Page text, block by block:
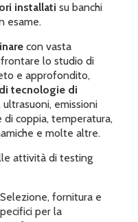
installati su banchi
esame.
con vasta
lo studio di
e approfondito,
tecnologie di
ultrasuoni, emissioni
di coppia, temperatura,
e molte altre.
attività di testing
Selezione, fornitura e
per la